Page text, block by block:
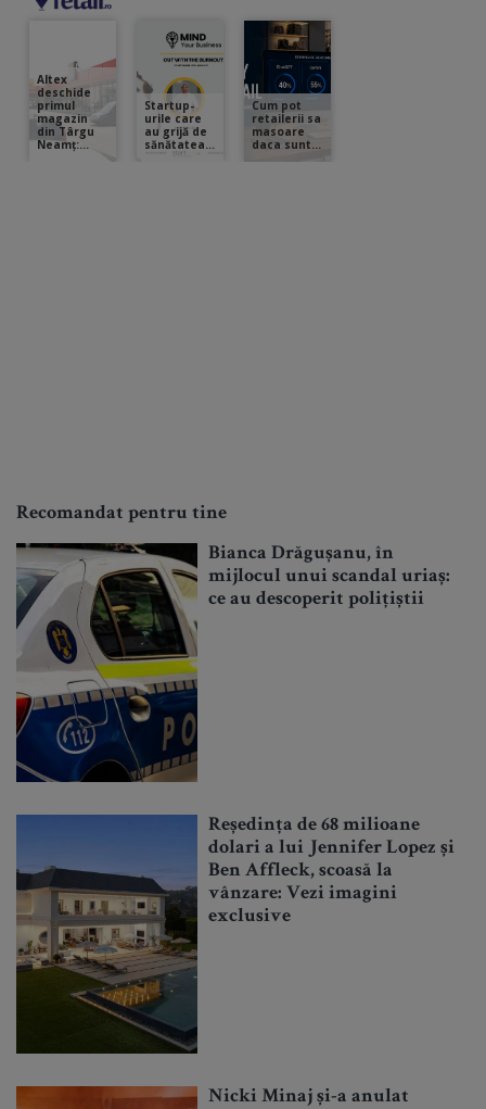
Recomandat pentru tine
Bianca Drăgușanu, în
mijlocul unui scandal uriaș:
ce au descoperit polițiștii
Reședința de 68 milioane
dolari a lui Jennifer Lopez și
Ben Affleck, scoasă la
vânzare: Vezi imagini
exclusive
Nicki Minaj și-a anulat